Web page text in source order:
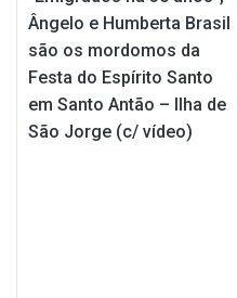
Ângelo e Humberta Brasil
são os mordomos da
Festa do Espírito Santo
em Santo Antão – Ilha de
São Jorge (c/ vídeo)